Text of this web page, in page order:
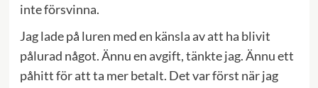
inte försvinna.
Jag lade på luren med en känsla av att ha blivit
pålurad något. Ännu en avgift, tänkte jag. Ännu ett
påhitt för att ta mer betalt. Det var först när jag